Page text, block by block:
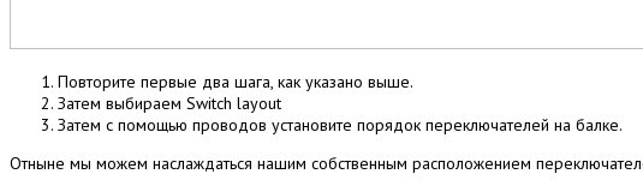
Повторите первые два шага, как указано выше.
Затем выбираем Switch layout
Затем с помощью проводов установите порядок переключателей на балке.
Отныне мы можем наслаждаться нашим собственным расположением